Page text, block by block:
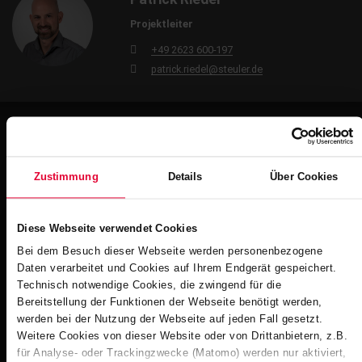
Zustimmung Details Über Cookies
Diese Webseite verwendet Cookies
Bei dem Besuch dieser Webseite werden personenbezogene
Daten verarbeitet und Cookies auf Ihrem Endgerät gespeichert.
Technisch notwendige Cookies, die zwingend für die
Bereitstellung der Funktionen der Webseite benötigt werden,
werden bei der Nutzung der Webseite auf jeden Fall gesetzt.
Weitere Cookies von dieser Website oder von Drittanbietern, z.B.
für Analyse- oder Trackingzwecke (Matomo) werden nur aktiviert,
Projektleiter
+49 2623 600-197
patrick.riedel@steuler.de
Weitere Impressionen